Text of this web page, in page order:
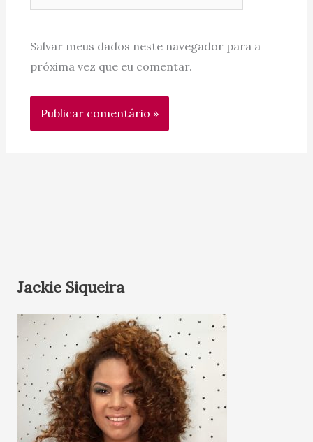
Salvar meus dados neste navegador para a
próxima vez que eu comentar.
Jackie Siqueira